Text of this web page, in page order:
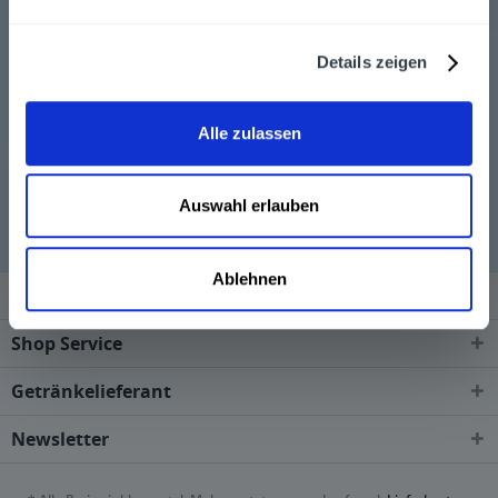
Details zeigen
Alle zulassen
Auswahl erlauben
Ablehnen
gerne liefern wir Ihnen die Getränke von Alwa, wenn Sie
diese über unseren Online-Shop bestellen.
Alwa wird in den folgenden Regionen, Städten, Orten
und Postleitzahl-Gebieten geliefert
Shop Service
Getränkelieferant
Newsletter